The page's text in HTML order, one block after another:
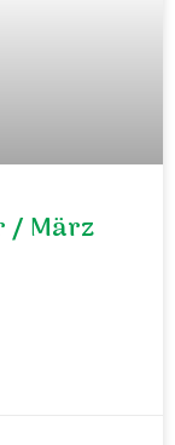
/ März